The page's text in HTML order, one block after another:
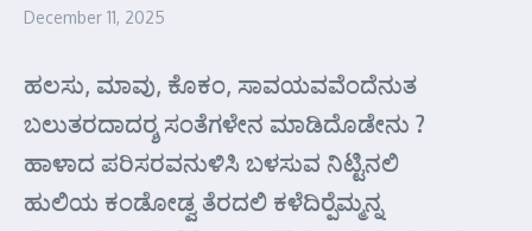
December 11, 2025
ಹಲಸು, ಮಾವು, ಕೊಕಂ, ಸಾವಯವವೆಂದೆನುತ
ಬಲುತರದಾದರ್‍ಶ ಸಂತೆಗಳೇನ ಮಾಡಿದೊಡೇನು ?
ಹಾಳಾದ ಪರಿಸರವನುಳಿಸಿ ಬಳಸುವ ನಿಟ್ಟಿನಲಿ
ಹುಲಿಯ ಕಂಡೋಡ್ವ ತೆರದಲಿ ಕಳೆದಿರ್‍ಪೆಮ್ಮನ್ನ